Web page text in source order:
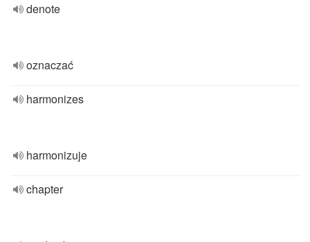
denote
oznaczać
harmonizes
harmonizuje
chapter